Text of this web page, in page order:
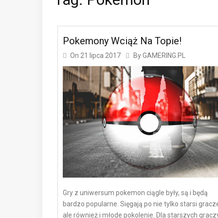
Pokemony Wciąż Na Topie!
On 21 lipca 2017 ByGAMERING.PL
Gry z uniwersum pokemon ciągle były, są i będą
bardzo popularne. Sięgają po nie tylko starsi
ale również i młode pokolenie. Dla starszych